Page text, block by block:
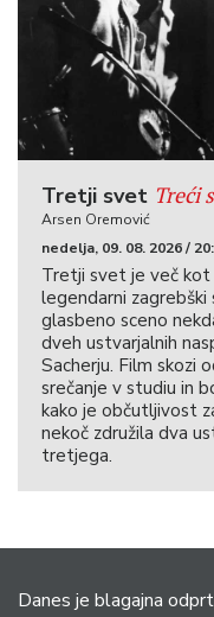
Tretji svet Treći
Arsen Oremović
nedelja, 09. 08. 2026 /
Tretji svet je več kot
legendarni zagrebški
glasbeno sceno
dveh ustvarjalnih
Sacherju. Film skozi
srečanje v studiu in
kako je občutljivost
nekoč združila dva
tretjega.
Danes je blagajna